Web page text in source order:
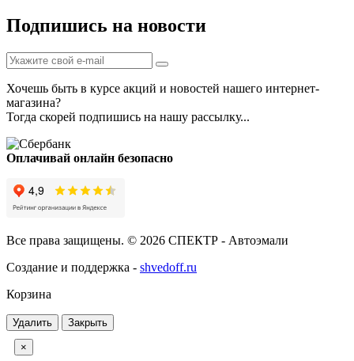
Подпишись на новости
Хочешь быть в курсе акций и новостей нашего интернет-
магазина?
Тогда скорей подпишись на нашу рассылку...
Оплачивай онлайн безопасно
Все права защищены. © 2026 СПЕКТР - Автоэмали
Создание и поддержка - shvedoff.ru
Корзина
Удалить Закрыть
×